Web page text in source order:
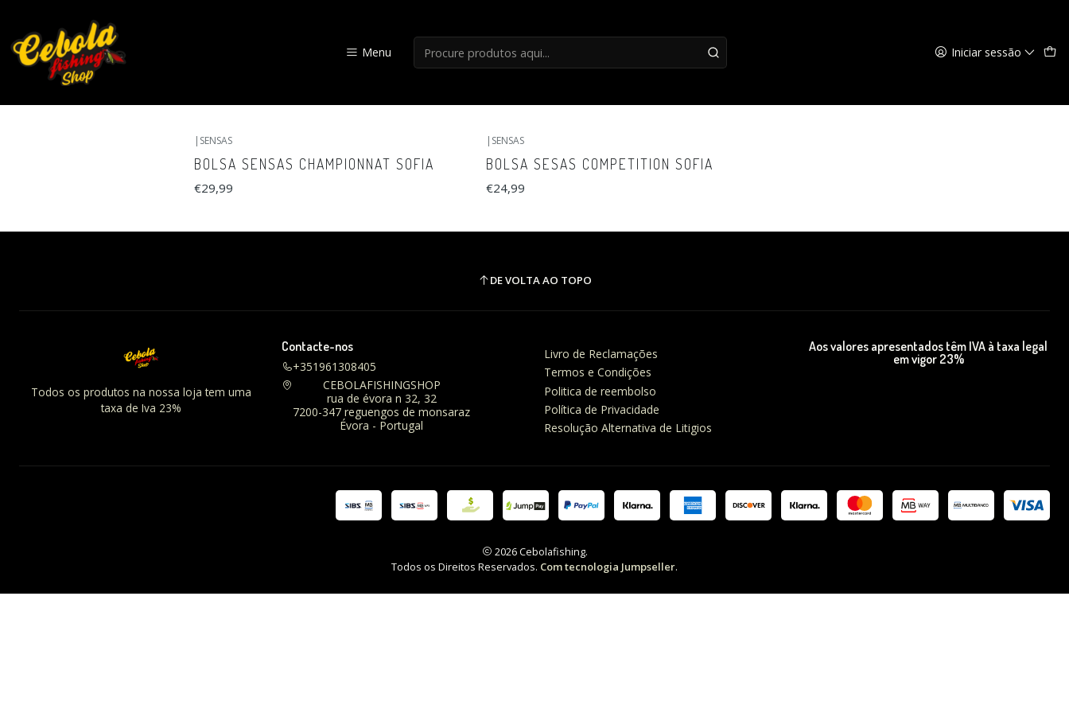
Menu Iniciar sessão
Transporte Canas
| SENSAS
BOLSA SENSAS CHAMPIONNAT SOFIA
€29,99
| SENSAS
BOLSA SESAS COMPETITION SOFIA
€24,99
DE VOLTA AO TOPO
Todos os produtos na nossa loja tem uma
taxa de Iva 23%
Contacte-nos
+351961308405
CEBOLAFISHINGSHOP
rua de évora n 32, 32
7200-347 reguengos de monsaraz
Évora - Portugal
Livro de Reclamações
Termos e Condições
Politica de reembolso
Política de Privacidade
Resolução Alternativa de Litigios
Aos valores apresentados têm IVA à taxa legal
em vigor 23%
2026 Cebolafishing.
Todos os Direitos Reservados. Com tecnologia Jumpseller.